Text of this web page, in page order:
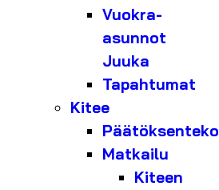
Vuokra-
asunnot
Juuka
Tapahtumat
Kitee
Päätöksenteko
Matkailu
Kiteen